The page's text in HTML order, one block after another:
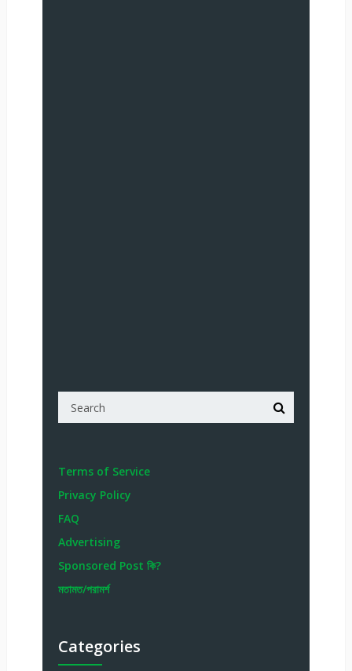
Terms of Service
Privacy Policy
FAQ
Advertising
Sponsored Post কি?
মতামত/পরামর্শ
Categories